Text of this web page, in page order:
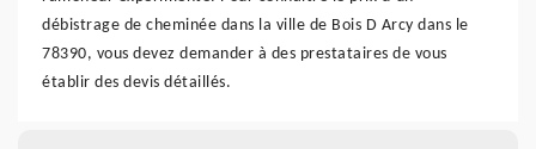
débistrage de cheminée dans la ville de Bois D Arcy dans le
78390, vous devez demander à des prestataires de vous
établir des devis détaillés.